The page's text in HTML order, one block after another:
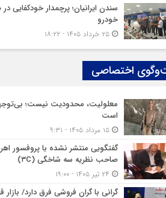
سندن ایرانیان؛ پرچمدار خودکفایی
خودرو
۲۵ خرداد ۱۴۰۵ - ۱۸:۲۲
اختصاصی
معلولیت، محدودیت نیست؛
است
۱۵ مرداد ۱۴۰۵ - ۹:۳۱
گفتگویی منتشر نشده با پروفسور
صاحب نظریه سه‌ شاخگی (۳C)
گرانی با گران‌ فروشی فرق دارد/ بازار